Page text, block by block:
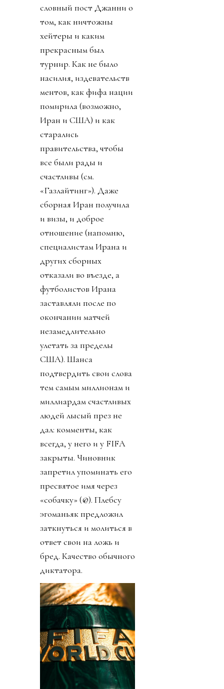
словный пост Джанни о
том, как ничтожны
хейтеры и каким
прекрасным был
турнир. Как не было
насилия, издевательств
ментов, как фифа нации
помирила (возможно,
Иран и США) и как
старались
правительства, чтобы
все были рады и
счастливы (см.
«Газлайтинг»). Даже
сборная Иран получила
и визы, и доброе
отношение (напомню,
специалистам Ирана и
других сборных
отказали во въезде, а
футболистов Ирана
заставляли после по
окончании матчей
незамедлительно
улетать за пределы
США). Шанса
подтвердить свои слова
тем самым миллионам и
миллиардам счастливых
людей лысый през не
дал: комменты, как
всегда, у него и у FIFA
закрыты. Чиновник
запретил упоминать его
пресвятое имя через
«собачку» (@). Плебсу
эгоманьяк предложил
заткнуться и молиться в
ответ свои на ложь и
бред. Качество обычного
диктатора.